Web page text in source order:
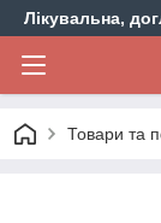
Лікувальна,
Товари та